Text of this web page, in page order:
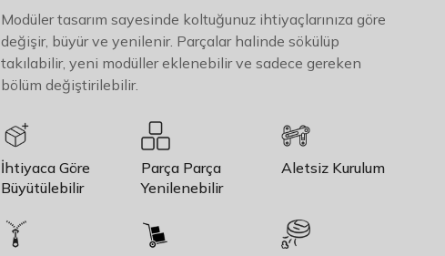
Modüler tasarım sayesinde koltuğunuz ihtiyaçlarınıza göre
değişir, büyür ve yenilenir. Parçalar halinde sökülüp
takılabilir, yeni modüller eklenebilir ve sadece gereken
bölüm değiştirilebilir.
İhtiyaca Göre
Büyütülebilir
Parça Parça
Yenilenebilir
Aletsiz Kurulum